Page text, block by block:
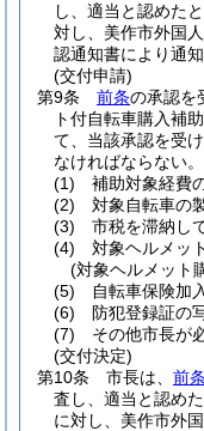
し、適当と認めた
対し、美作市外国
認通知書により通
(交付申請)
第9条
前条の承認を
ト付自転車購入補
て、当該承認を受
なければならない。
(1)
補助対象経費
(2)
対象自転車の
(3)
市税を滞納し
(4)
対象ヘルメッ
(対象ヘルメット
(5)
自転車保険加
(6)
防犯登録証の
(7)
その他市長が
(交付決定)
第10条
市長は、 前条
査し、適当と認め
に対し、美作市外